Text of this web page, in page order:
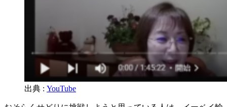
出典 : YouTube